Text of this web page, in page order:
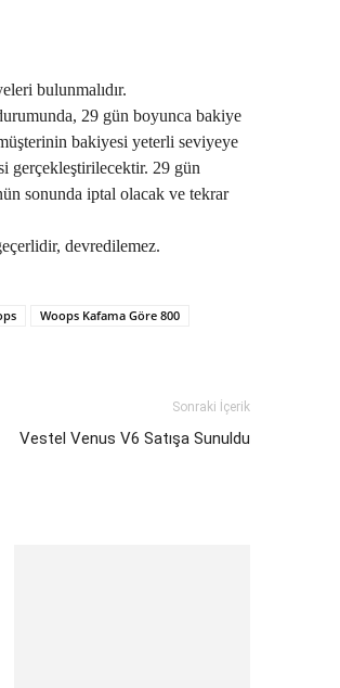
bulunmalıdır.
29 gün boyunca bakiye
bakiyesi yeterli seviyeye
gerçekleştirilecektir. 29 gün
sonunda iptal olacak ve tekrar
devredilemez.
Woops Kafama Göre 800
Sonraki İçerik
Vestel Venus V6 Satışa Sunuldu